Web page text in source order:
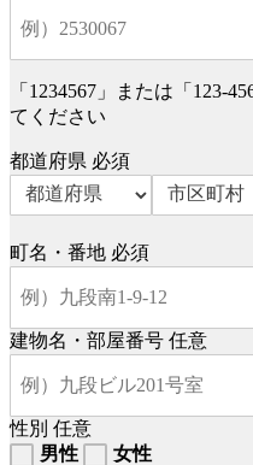
「1234567」または「123-
てください
都道府県 必須
町名・番地 必須
建物名・部屋番号 任意
性別 任意
男性
女性